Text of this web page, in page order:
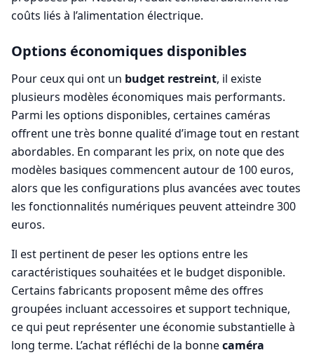
coûts liés à l’alimentation électrique.
Options économiques disponibles
Pour ceux qui ont un budget restreint, il existe
plusieurs modèles économiques mais performants.
Parmi les options disponibles, certaines caméras
offrent une très bonne qualité d’image tout en restant
abordables. En comparant les prix, on note que des
modèles basiques commencent autour de 100 euros,
alors que les configurations plus avancées avec toutes
les fonctionnalités numériques peuvent atteindre 300
euros.
Il est pertinent de peser les options entre les
caractéristiques souhaitées et le budget disponible.
Certains fabricants proposent même des offres
groupées incluant accessoires et support technique,
ce qui peut représenter une économie substantielle à
long terme. L’achat réfléchi de la bonnecaméra